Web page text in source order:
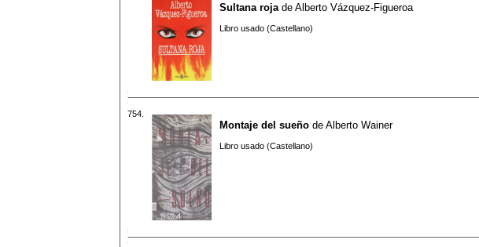
Sultana roja de Alberto Vázquez-Figueroa
Libro usado (Castellano)
754.
Montaje del sueño de Alberto Wainer
Libro usado (Castellano)